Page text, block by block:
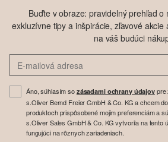
Buďte v obraze: pravidelný prehľad o
exkluzívne tipy a inšpirácie, zľavové akcie
na váš budúci
Áno, súhlasím so zásadami ochrany údajovpre
s.Oliver Bernd Freier GmbH & Co. KG a chcem
produktoch prispôsobené mojim preferenciám a
s.Oliver Sales GmbH & Co. KG vytvorila na tento
fungujúci na rôznych zariadeniach.